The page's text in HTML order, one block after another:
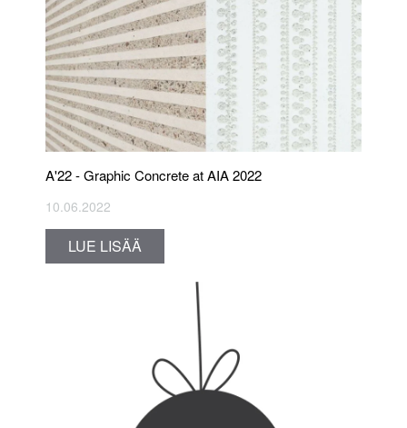
A'22 - Graphic Concrete at AIA 2022
10.06.2022
LUE LISÄÄ